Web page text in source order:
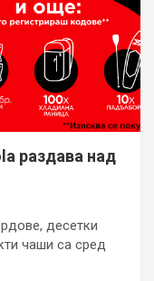
раздава над
десетки
чаши са сред